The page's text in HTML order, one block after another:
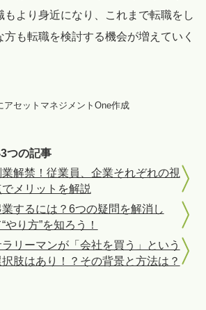
もより身近になり、これまで転職をし
も転職を検討する機会が増えていく
アセットマネジメントOne作成
つの記事
業解禁！従業員、企業それぞれの視
でメリットを解説
業するには？6つの疑問を解消し
やり方”を知ろう！
リーマンが「会社を買う」という
肢はあり！？その背景と方法は？